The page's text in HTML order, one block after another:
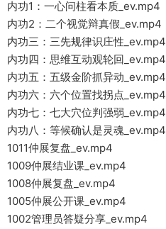
内功1：一心问柱看本质_ev.mp4
内功2：二个视觉辩真假_ev.mp4
内功三：三先规律识庄性_ev.mp4
内功四：思维互动观轮回_ev.mp4
内功五：五级金阶抓异动_ev.mp4
内功六：六个位置找拐点_ev.mp4
内功七：七大穴位判强弱_ev.mp4
内功八：等候确认是灵魂_ev.mp4
1011仲展复盘_ev.mp4
1009仲展结业课_ev.mp4
1008仲展复盘_ev.mp4
1005仲展公开课_ev.mp4
1002管理员答疑分享_ev.mp4